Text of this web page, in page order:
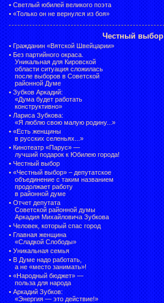
• Светлый юбилей великого поэта
• «Только он не вернулся из боя»
Честный выбор
• Гражданин «Вятской Швейцарии»
• Без партийного окраса.
Уникальная для Кировской
области ситуация сложилась
после выборов в Советской
районной Думе
• Зубков Аркадий:
«Дума будет работать
конструктивно»
• Лариса Зубкова:
«Я люблю свою малую родину...»
• «Есть женщины
в русских селеньях...»
• Кинотеатр «Парус» —
лучший подарок к Юбилею города!
• Честный выбор
• «Честный выбор» – депутатское
объединение с таким названием
продолжает работу
в районной думе
• Отчет депутата
Советской районной думы
Аркадия Михайловича Зубкова
• Человек, который спас город
• Главная женщина
«Сладкой Слободы»
• Уникальная семья
• В Думе надо работать,
а не «место занимать»!
• «Народный бюджет» —
польза для народа
• Аркадий Зубков:
«Энергия — это действие!»